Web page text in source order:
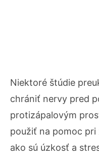
Niektoré štúdie
chrániť nervy pred
protizápalovým
použiť na pomoc
ako sú úzkosť a